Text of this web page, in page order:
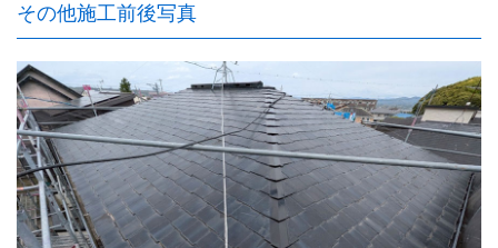
その他施工前後写真